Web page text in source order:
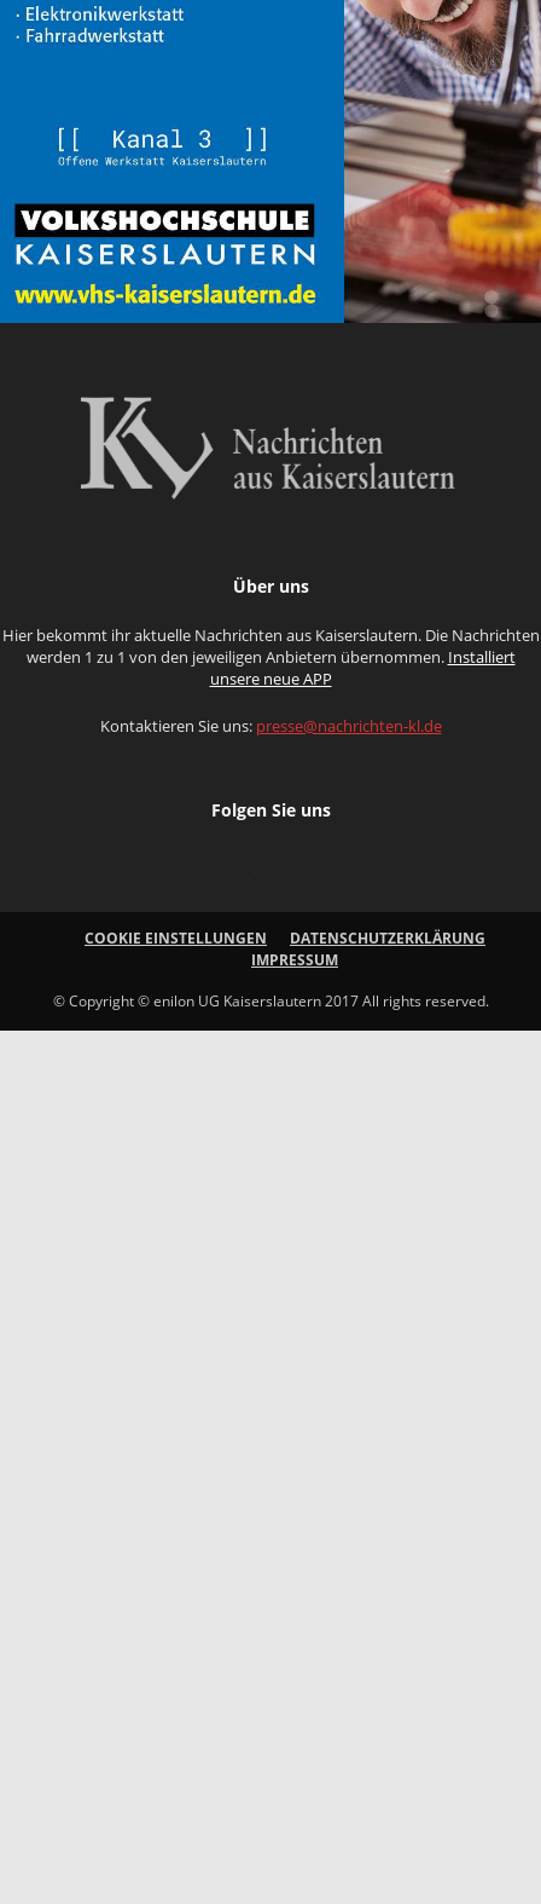
Über uns
Hier bekommt ihr aktuelle Nachrichten aus Kaiserslautern. Die Nachrichten
werden 1 zu 1 von den jeweiligen Anbietern übernommen. Installiert
unsere neue APP
Kontaktieren Sie uns: presse@nachrichten-kl.de
Folgen Sie uns
COOKIE EINSTELLUNGEN
DATENSCHUTZERKLÄRUNG
IMPRESSUM
© Copyright © enilon UG Kaiserslautern 2017 All rights reserved.